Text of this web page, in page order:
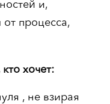
и,
процесса,
хочет:
, не взирая